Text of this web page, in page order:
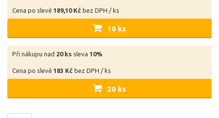
Cena po slevě 189,10 Kč bez DPH / ks
10 ks
Při nákupu nad 20 ks sleva 10%
Cena po slevě 183 Kč bez DPH / ks
20 ks